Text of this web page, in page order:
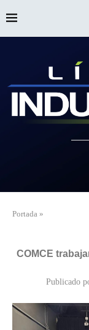
Portada »
COMCE
Publicado